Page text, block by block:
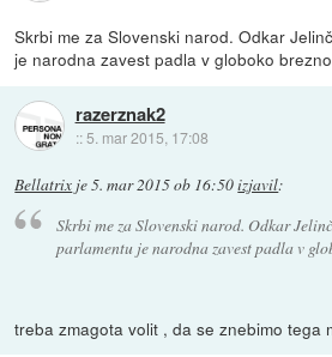
Skrbi me za Slovenski narod. Odkar
je narodna zavest padla v globoko
razerznak2
:: 5. mar 2015, 17:08
Bellatrix je5. mar 2015 ob 16:50izjavil:
Skrbi me za Slovenski narod. Odkar
parlamentu je narodna zavest padla v
treba zmagota volit , da se znebimo tega